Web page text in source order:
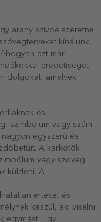
arany szívbe szeretné
kínálunk,
azt már
eredetiséget
dolgokat, amelyek
és
szimbólum vagy szám
egyszerű és
A karkötők
vagy szöveg
küldeni. A
értékét és
készül, aki viselni
egymást. Egy